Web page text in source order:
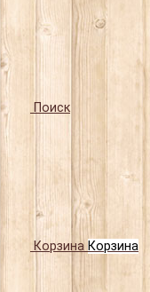
Поиск
Корзина Корзина